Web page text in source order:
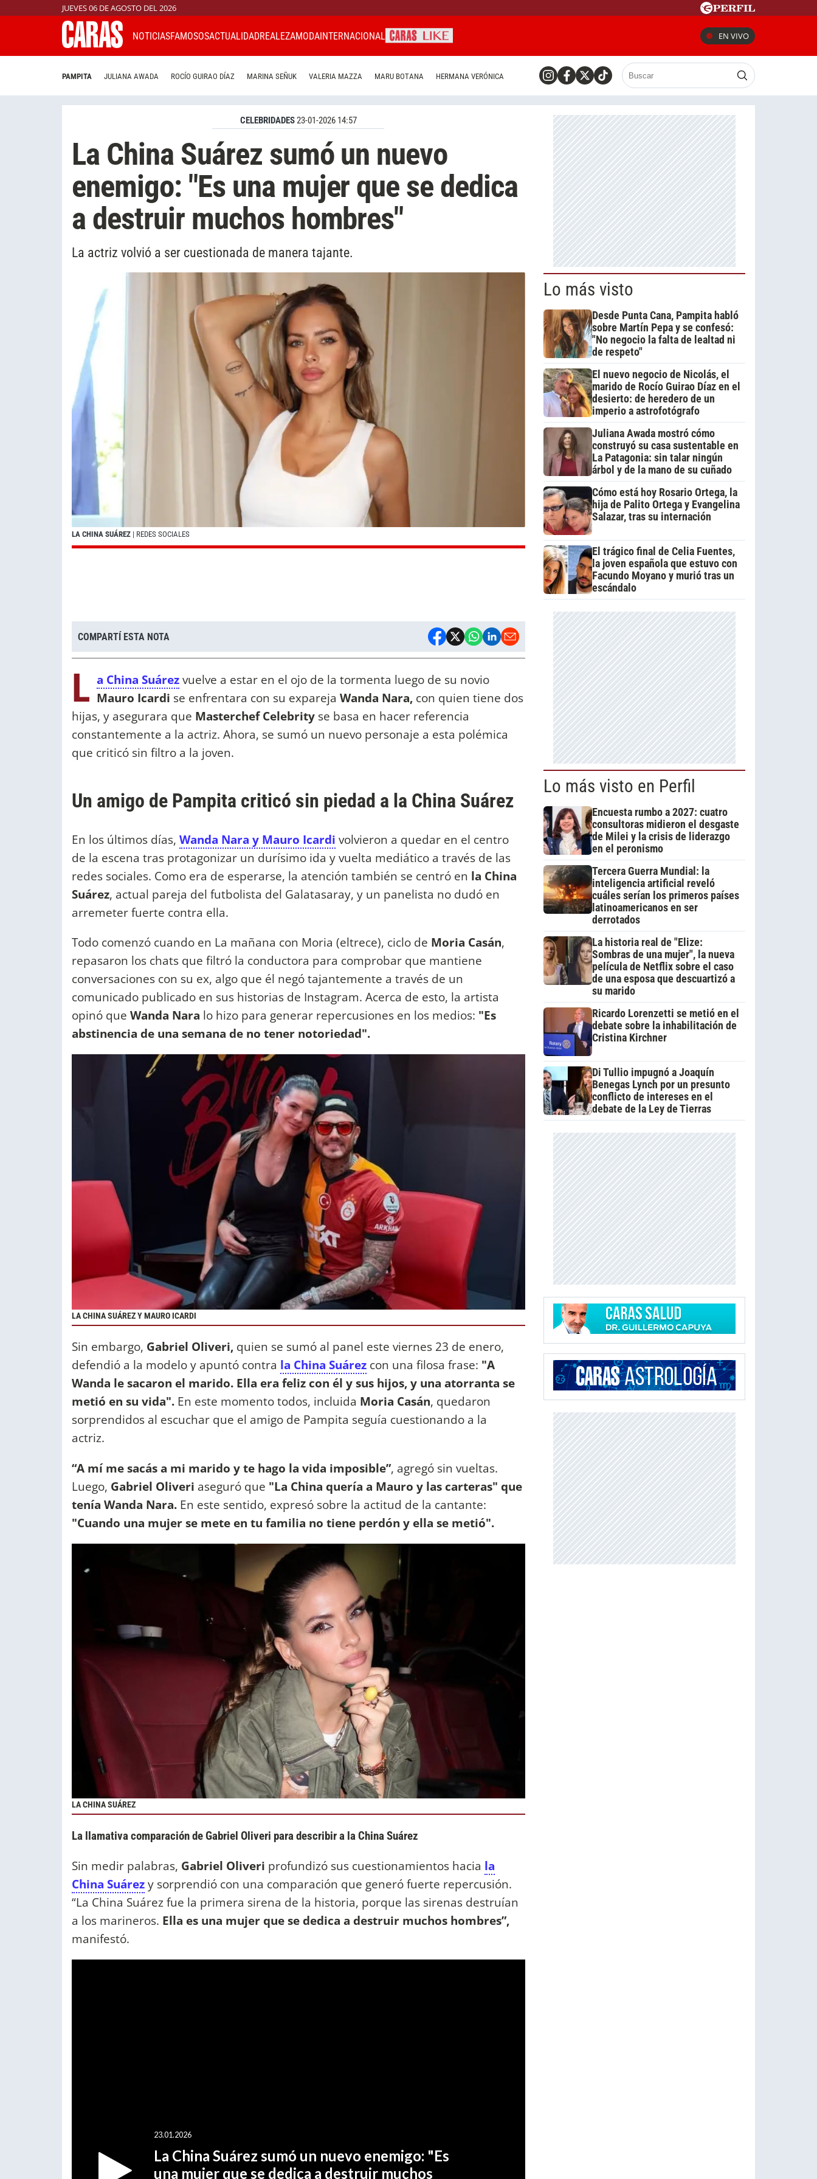
JUEVES 06 DE AGOSTO DEL 2026
NOTICIASFAMOSOSACTUALIDADREALEZAMODAINTERNACIONAL EN VIVO
PAMPITA JULIANA AWADA ROCÍO GUIRAO DÍAZ MARINA SEÑUK VALERIA MAZZA MARU BOTANA HERMANA VERÓNICA
CELEBRIDADES23-01-2026 14:57
La China Suárez sumó un nuevo
enemigo: "Es una mujer que se dedica
a destruir muchos hombres"
La actriz volvió a ser cuestionada de manera tajante.
LA CHINA SUÁREZ | REDES SOCIALES
COMPARTÍ ESTA NOTA
L a China Suárezvuelve a estar en el ojo de la tormenta luego de su novio
Mauro Icardi se enfrentara con su expareja Wanda Nara, con quien tiene dos
hijas, y asegurara que Masterchef Celebrity se basa en hacer referencia
constantemente a la actriz. Ahora, se sumó un nuevo personaje a esta polémica
que criticó sin filtro a la joven.
Un amigo de Pampita criticó sin piedad a la China Suárez
En los últimos días, Wanda Nara y Mauro Icardi volvieron a quedar en el centro
de la escena tras protagonizar un durísimo ida y vuelta mediático a través de las
redes sociales. Como era de esperarse, la atención también se centró en la China
Suárez, actual pareja del futbolista del Galatasaray, y un panelista no dudó en
arremeter fuerte contra ella.
Todo comenzó cuando en La mañana con Moria (eltrece), ciclo de Moria Casán,
repasaron los chats que filtró la conductora para comprobar que mantiene
conversaciones con su ex, algo que él negó tajantemente a través de un
comunicado publicado en sus historias de Instagram. Acerca de esto, la artista
opinó que Wanda Nara lo hizo para generar repercusiones en los medios: "Es
abstinencia de una semana de no tener notoriedad".
LA CHINA SUÁREZ Y MAURO ICARDI
Sin embargo, Gabriel Oliveri, quien se sumó al panel este viernes 23 de enero,
defendió a la modelo y apuntó contra la China Suárez con una filosa frase: "A
Wanda le sacaron el marido. Ella era feliz con él y sus hijos, y una atorranta se
metió en su vida". En este momento todos, incluida Moria Casán, quedaron
sorprendidos al escuchar que el amigo de Pampita seguía cuestionando a la
actriz.
“A mí me sacás a mi marido y te hago la vida imposible”, agregó sin vueltas.
Luego, Gabriel Oliveri aseguró que "La China quería a Mauro y las carteras" que
tenía Wanda Nara. En este sentido, expresó sobre la actitud de la cantante:
"Cuando una mujer se mete en tu familia no tiene perdón y ella se metió".
LA CHINA SUÁREZ
La llamativa comparación de Gabriel Oliveri para describir a la China Suárez
Sin medir palabras, Gabriel Oliveri profundizó sus cuestionamientos hacia la
China Suárezy sorprendió con una comparación que generó fuerte repercusión.
“La China Suárez fue la primera sirena de la historia, porque las sirenas destruían
a los marineros. Ella es una mujer que se dedica a destruir muchos hombres”,
manifestó.
Lo más visto
Desde Punta Cana, Pampita habló
sobre Martín Pepa y se confesó:
"No negocio la falta de lealtad ni
de respeto"
El nuevo negocio de Nicolás, el
marido de Rocío Guirao Díaz en el
desierto: de heredero de un
imperio a astrofotógrafo
Juliana Awada mostró cómo
construyó su casa sustentable en
La Patagonia: sin talar ningún
árbol y de la mano de su cuñado
Cómo está hoy Rosario Ortega, la
hija de Palito Ortega y Evangelina
Salazar, tras su internación
El trágico final de Celia Fuentes,
la joven española que estuvo con
Facundo Moyano y murió tras un
escándalo
Lo más visto en Perfil
Encuesta rumbo a 2027: cuatro
consultoras midieron el desgaste
de Milei y la crisis de liderazgo
en el peronismo
Tercera Guerra Mundial: la
inteligencia artificial reveló
cuáles serían los primeros países
latinoamericanos en ser
derrotados
La historia real de "Elize:
Sombras de una mujer", la nueva
película de Netflix sobre el caso
de una esposa que descuartizó a
su marido
Ricardo Lorenzetti se metió en el
debate sobre la inhabilitación de
Cristina Kirchner
Di Tullio impugnó a Joaquín
Benegas Lynch por un presunto
conflicto de intereses en el
debate de la Ley de Tierras